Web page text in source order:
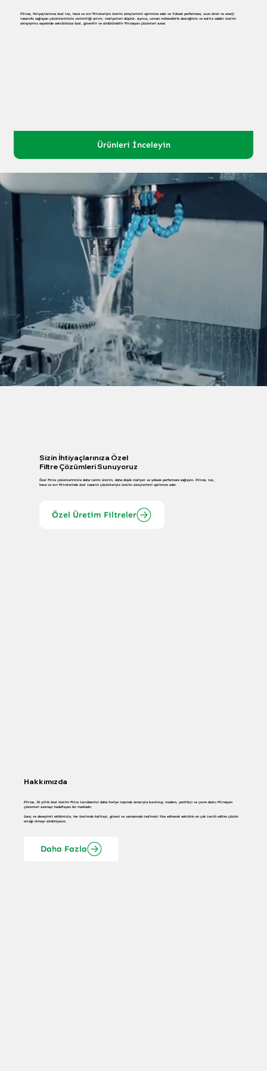
Filtras, ihtiyaçlarınıza özel toz, hava ve sıvı filtreleriyle üretim süreçlerinizi optimize eder ve Yüksek performans, uzun ömür ve enerji
tasarrufu sağlayan çözümlerimizle verimliliği artırır, maliyetleri düşürür. Ayrıca, uzman mühendislik desteğimiz ve kalite odaklı üretim
anlayışımız sayesinde sektörünüze özel, güvenilir ve sürdürülebilir filtrasyon çözümleri sunar.
Ürünleri İnceleyin
Sizin İhtiyaçlarınıza Özel
Filtre Çözümleri Sunuyoruz
Özel filtre çözümlerimizle daha temiz üretim, daha düşük maliyet ve yüksek performans sağlayın. Filtras, toz,
hava ve sıvı filtrelerinde özel tasarım çözümleriyle üretim süreçlerinizi optimize eder.
Özel Üretim Filtreler
Hakkımızda
Filtras, 20 yıllık özel üretim filtre tecrübemizi daha ileriye taşımak amacıyla kurulmuş; modern, yenilikçi ve çevre dostu filtrasyon
çözümleri sunmayı hedefleyen bir markadır.
Genç ve deneyimli ekibimizle, her üretimde kaliteyi, güveni ve zamanında teslimatı ilke edinerek sektörün en çok tercih edilen çözüm
ortağı olmayı sürdürüyoruz.
Daha Fazla